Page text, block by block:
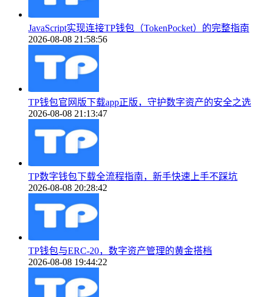
JavaScript实现连接TP钱包（TokenPocket）的完整指南
2026-08-08 21:58:56
TP钱包官网版下载app正版，守护数字资产的安全之选
2026-08-08 21:13:47
TP数字钱包下载全流程指南，新手快速上手不踩坑
2026-08-08 20:28:42
TP钱包与ERC-20，数字资产管理的黄金搭档
2026-08-08 19:44:22